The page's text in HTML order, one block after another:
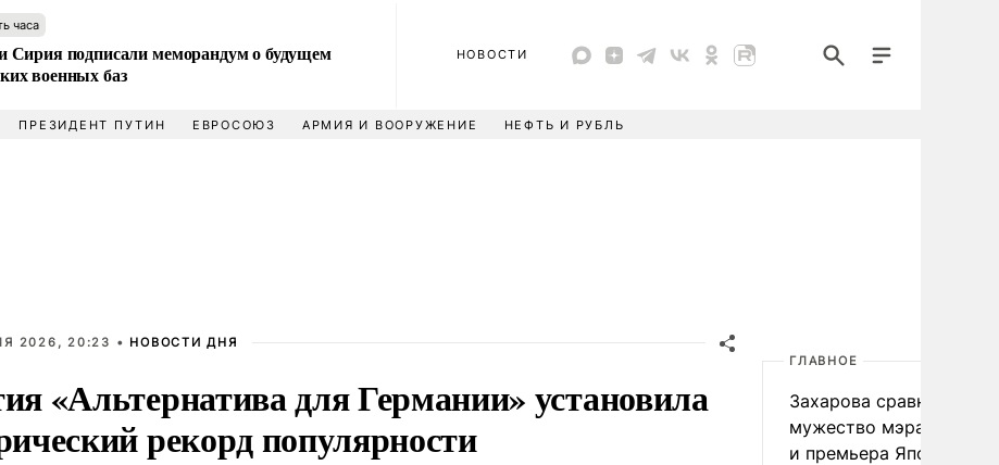
часа
Сирия подписали меморандум о будущем
военных баз
НОВОСТИ
ПРЕЗИДЕНТ ПУТИН ЕВРОСОЮЗ АРМИЯ И ВООРУЖЕНИЕ НЕФТЬ И РУБЛЬ
2026, 20:23 • НОВОСТИ ДНЯ
«Альтернатива для Германии» установила
рекорд популярности
ГЛАВНОЕ
Захарова сравнила
мужество мэра
и премьера Японии